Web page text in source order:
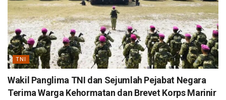
TNI
Wakil Panglima TNI dan Sejumlah Pejabat Negara
Terima Warga Kehormatan dan Brevet Korps Marinir